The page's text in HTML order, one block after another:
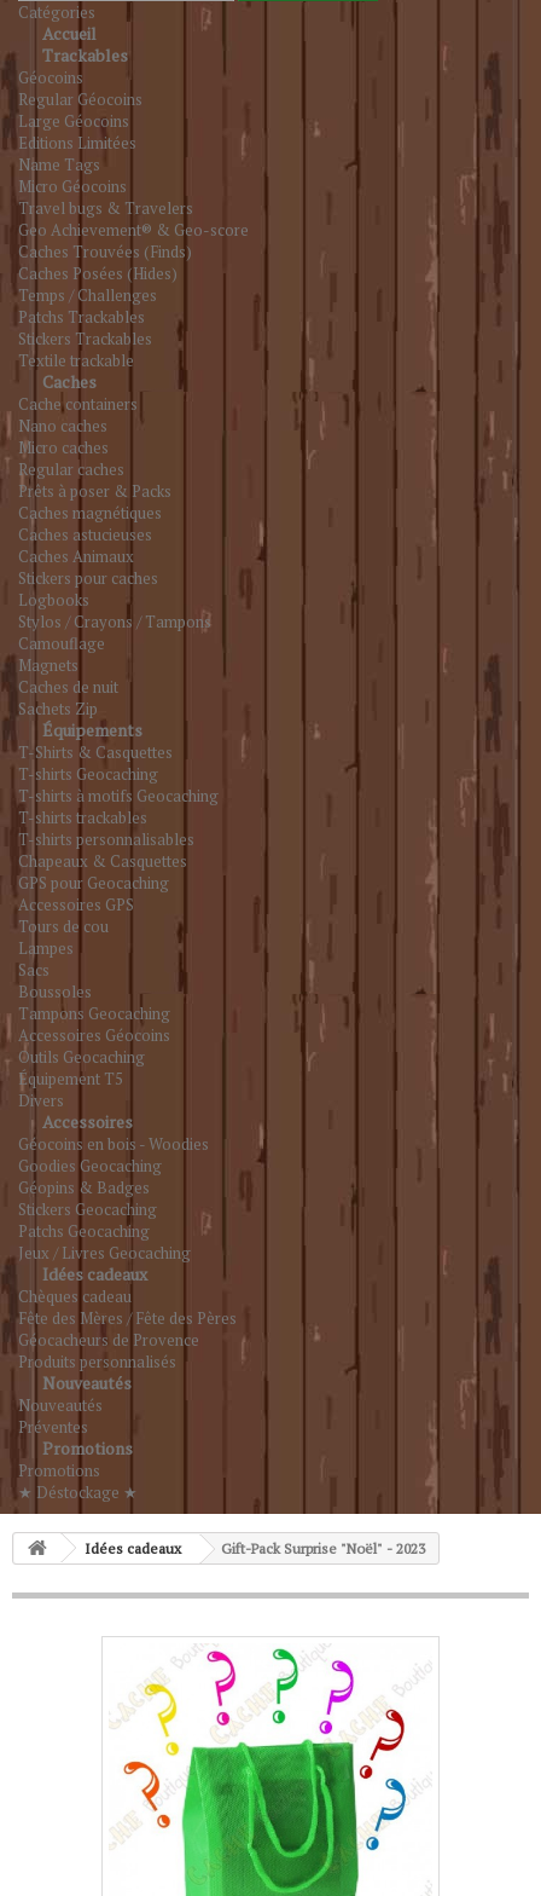
Catégories
Accueil
Trackables
Géocoins
Regular Géocoins
Large Géocoins
Editions Limitées
Name Tags
Micro Géocoins
Travel bugs & Travelers
Geo Achievement® & Geo-score
Caches Trouvées (Finds)
Caches Posées (Hides)
Temps / Challenges
Patchs Trackables
Stickers Trackables
Textile trackable
Caches
Cache containers
Nano caches
Micro caches
Regular caches
Prêts à poser & Packs
Caches magnétiques
Caches astucieuses
Caches Animaux
Stickers pour caches
Logbooks
Stylos / Crayons / Tampons
Camouflage
Magnets
Caches de nuit
Sachets Zip
Équipements
T-Shirts & Casquettes
T-shirts Geocaching
T-shirts à motifs Geocaching
T-shirts trackables
T-shirts personnalisables
Chapeaux & Casquettes
GPS pour Geocaching
Accessoires GPS
Tours de cou
Lampes
Sacs
Boussoles
Tampons Geocaching
Accessoires Géocoins
Outils Geocaching
Équipement T5
Divers
Accessoires
Géocoins en bois - Woodies
Goodies Geocaching
Géopins & Badges
Stickers Geocaching
Patchs Geocaching
Jeux / Livres Geocaching
Idées cadeaux
Chèques cadeau
Fête des Mères / Fête des Pères
Géocacheurs de Provence
Produits personnalisés
Nouveautés
Nouveautés
Préventes
Promotions
Promotions
★ Déstockage ★
Idées cadeaux Gift-Pack Surprise "Noël" - 2023